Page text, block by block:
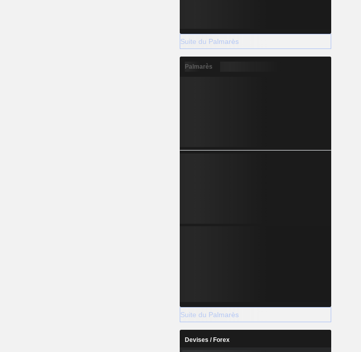
Suite du Palmarès
Palmarès
Suite du Palmarès
Devises / Forex